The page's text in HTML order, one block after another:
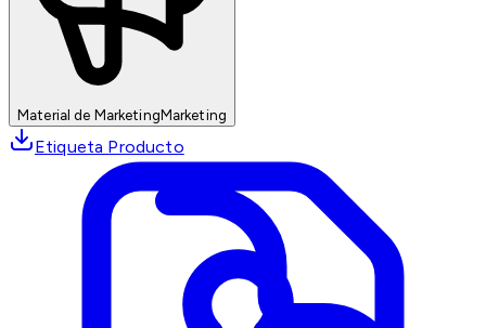
Material de MarketingMarketing
Etiqueta Producto